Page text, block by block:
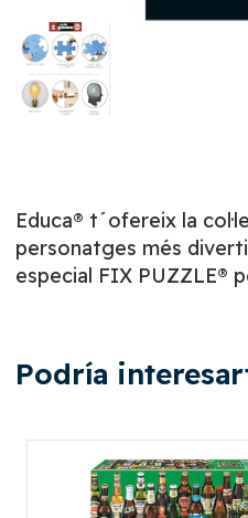
Educa® t´ofereix la
personatges més
especial FIX PUZZLE®
Podría